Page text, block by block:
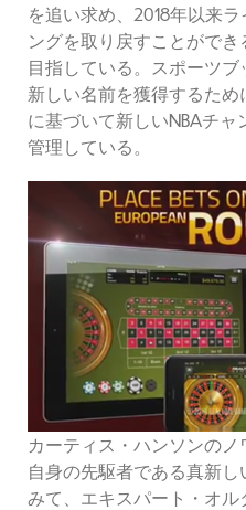
を追い求め、2018年以来
ングを取り戻すことがで
目指している。スポーツブ
新しい名前を獲得するた
に基づいて新しいNBAチ
管理している。
カーティス・ハンソンの
自身の先駆者である真新
みて、エキスパート・オ